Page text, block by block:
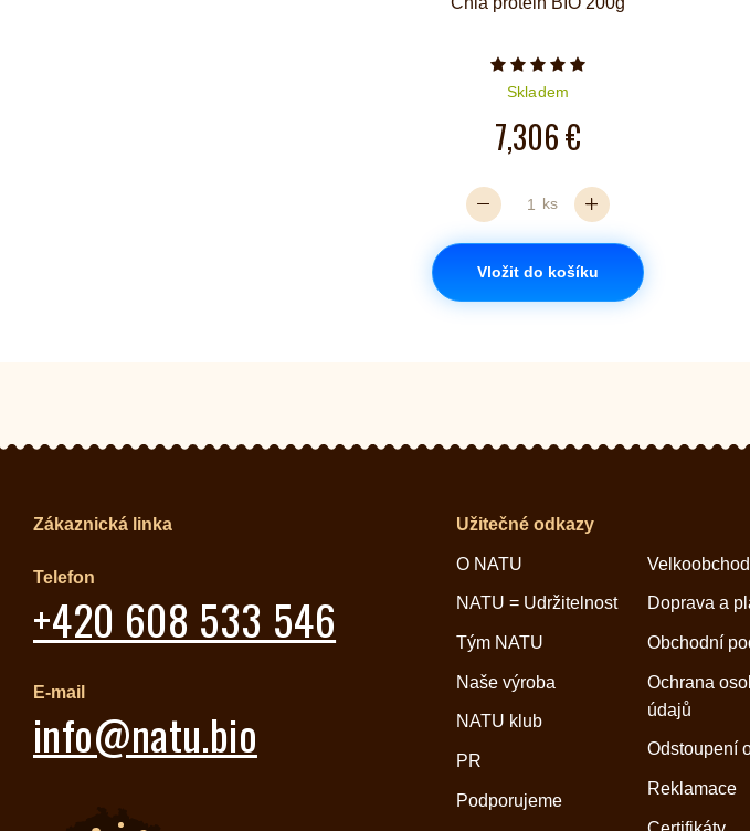
Počet hvězdiček je 5 z 5
Skladem
7,306 €
ks
Vložit do košíku
Zákaznická linka
Telefon
+420 608 533 546
E-mail
info@natu.bio
Užitečné odkazy
O NATU
NATU = Udržitelnost
Tým NATU
Naše výroba
NATU klub
PR
Podporujeme
Velkoobchod
Doprava a
Obchodní
Ochrana
údajů
Odstoupení
Reklamace